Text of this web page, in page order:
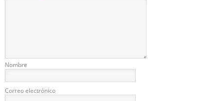
Nombre
Correo electrónico